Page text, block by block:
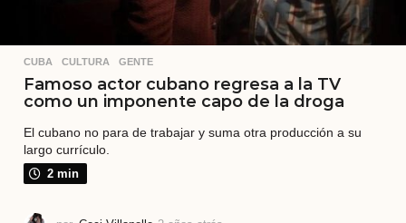
CUBA ,CULTURA ,GENTE
Famoso actor cubano regresa a la TV
como un imponente capo de la droga
El cubano no para de trabajar y suma otra producción a su
largo currículo.
2 min